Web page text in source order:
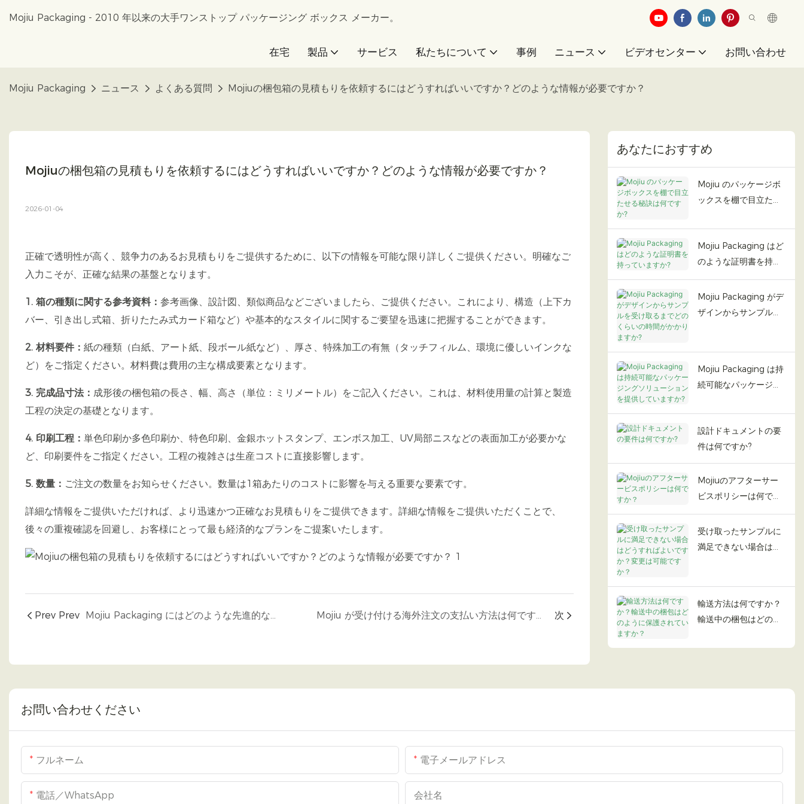
Mojiu Packaging - 2010 年以来の大手ワンストップ パッケージング ボックス メーカー。
在宅 製品 サービス 私たちについて 事例 ニュース ビデオセンター お問い合わせ
Mojiu Packaging ニュース よくある質問 Mojiuの梱包箱の見積もりを依頼するにはどうすればいいですか？どのような情報が必要ですか？
Mojiuの梱包箱の見積もりを依頼するにはどうすればいいですか？どのような情報が必要ですか？
2026-01-04
正確で透明性が高く、競争力のあるお見積もりをご提供するために、以下の情報を可能な限り詳しくご提供ください。明確なご
入力こそが、正確な結果の基盤となります。
1. 箱の種類に関する参考資料： 参考画像、設計図、類似商品などございましたら、ご提供ください。これにより、構造（上下カ
バー、引き出し式箱、折りたたみ式カード箱など）や基本的なスタイルに関するご要望を迅速に把握することができます。
2. 材料要件： 紙の種類（白紙、アート紙、段ボール紙など）、厚さ、特殊加工の有無（タッチフィルム、環境に優しいインクな
ど）をご指定ください。材料費は費用の主な構成要素となります。
3. 完成品寸法： 成形後の梱包箱の長さ、幅、高さ（単位：ミリメートル）をご記入ください。これは、材料使用量の計算と製造
工程の決定の基礎となります。
4. 印刷工程： 単色印刷か多色印刷か、特色印刷、金銀ホットスタンプ、エンボス加工、UV局部ニスなどの表面加工が必要かな
ど、印刷要件をご指定ください。工程の複雑さは生産コストに直接影響します。
5. 数量： ご注文の数量をお知らせください。数量は1箱あたりのコストに影響を与える重要な要素です。
詳細な情報をご提供いただければ、より迅速かつ正確なお見積もりをご提供できます。詳細な情報をご提供いただくことで、
後々の重複確認を回避し、お客様にとって最も経済的なプランをご提案いたします。
Prev Prev 次
あなたにおすすめ
Mojiu のパッケージボ
ックスを棚で目立たせ
Mojiu Packaging はど
のような証明書を持っ
ていますか?
Mojiu Packaging がデ
ザインからサンプルを
Mojiu Packaging は持
続可能なパッケージン
供していますか?
設計ドキュメントの要
件は何ですか?
Mojiuのアフターサー
ビスポリシーは何です
か？
受け取ったサンプルに
満足できない場合はど
輸送方法は何ですか？
輸送中の梱包はどのよ
か？
お問い合わせください
フルネーム 電子メールアドレス
電話／WhatsApp 会社名